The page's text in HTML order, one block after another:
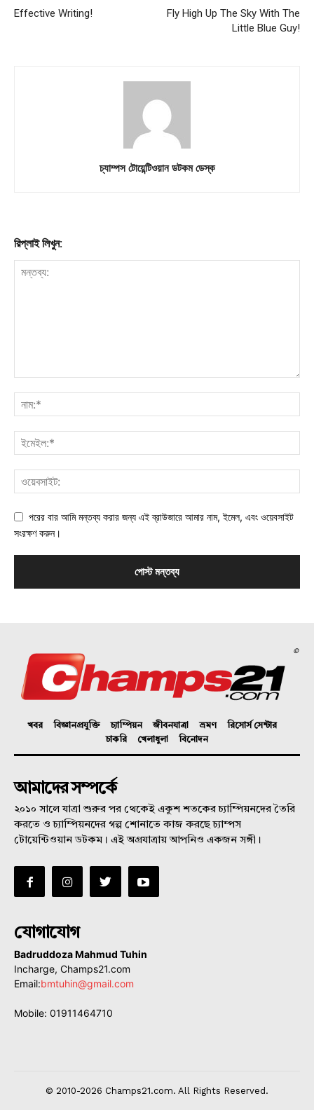
Effective Writing!
Fly High Up The Sky With The
Little Blue Guy!
চ্যাম্পস টোয়েন্টিওয়ান ডটকম ডেস্ক
রিপ্লাই লিখুন:
পরের বার আমি মন্তব্য করার জন্য এই ব্রাউজারে আমার নাম, ইমেল, এবং ওয়েবসাইট
সংরক্ষণ করুন।
©
খবর বিজ্ঞানপ্রযুক্তি চ্যাম্পিয়ন জীবনযাত্রা ভ্রমণ
রিসোর্স সেন্টার
চাকরি
খেলাধুলা বিনোদন
আমাদের সম্পর্কে
২০১০ সালে যাত্রা শুরুর পর থেকেই একুশ শতকের চ্যাম্পিয়নদের তৈরি
করতে ও চ্যাম্পিয়নদের গল্প শোনাতে কাজ করছে চ্যাম্পস
টোয়েন্টিওয়ান ডটকম। এই অগ্রযাত্রায় আপনিও একজন সঙ্গী।
যোগাযোগ
Badruddoza Mahmud Tuhin
Incharge, Champs21.com
Email:bmtuhin@gmail.com
Mobile: 01911464710
© 2010-2026 Champs21.com. All Rights Reserved.